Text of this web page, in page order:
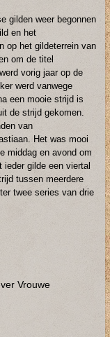
gilden weer begonnen
en het
op het gildeterrein van
om de titel
vorig jaar op de
werd vanwege
een mooie strijd is
de strijd gekomen.
van
Het was mooi
middag en avond om
gilde een viertal
tussen meerdere
twee series van drie
Vrouwe